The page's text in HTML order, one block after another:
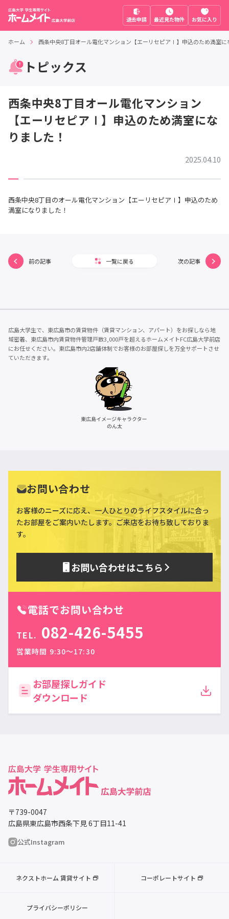
退去申請 最近見た物件 お気に入り
ホーム 西条中央8丁目オール電化マンション【エーリセピアⅠ】申込のため満室に
トピックス
西条中央8丁目オール電化マンション
【エーリセピアⅠ】申込のため満室にな
りました！
2025.04.10
西条中央8丁目のオール電化マンション【エーリセピアⅠ】申込のため
満室になりました！
前の記事 一覧に戻る 次の記事
広島大学生で、東広島市の賃貸物件（賃貸マンション、アパート）をお探しなら地
域密着、東広島市内賃貸物件管理戸数3,000戸を超えるホームメイトFC広島大学前店
にお任せください。東広島市内2店舗体制でお客様のお部屋探しを万全サポートさせ
ていただきます。
お問い合わせ
お客様のニーズに応え、一人ひとりのライフスタイルに合っ
たお部屋をご案内いたします。ご来店をお待ち致しておりま
す。
お問い合わせはこちら
電話でお問い合わせ
TEL. 082-426-5455
営業時間 9:30〜17:30
お部屋探しガイド
ダウンロード
〒739-0047
広島県東広島市西条下見 6丁目11-41
公式Instagram
ネクストホーム 賃貸サイト コーポレートサイト
プライバシーポリシー